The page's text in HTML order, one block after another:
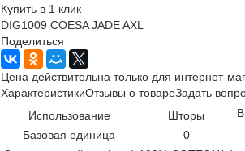
Купить в 1 клик
DIG1009 COESA JADE AXL
Поделиться
Цена действительна только для интернет-
ХарактеристикиОтзывы о товареЗадать
Использование
Шторы
Базовая единица
0